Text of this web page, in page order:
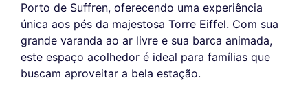
Porto de Suffren, oferecendo uma experiência
única aos pés da majestosa Torre Eiffel. Com sua
grande varanda ao ar livre e sua barca animada,
este espaço acolhedor é ideal para famílias que
buscam aproveitar a bela estação.